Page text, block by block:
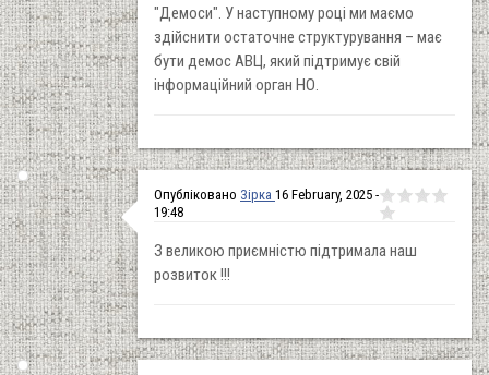
"Демоси". У наступному році ми маємо
здійснити остаточне структурування – має
бути демос АВЦ, який підтримує свій
інформаційний орган НО.
Опубліковано Зірка 16 February, 2025 -
19:48
З великою приємністю підтримала наш
розвиток !!!